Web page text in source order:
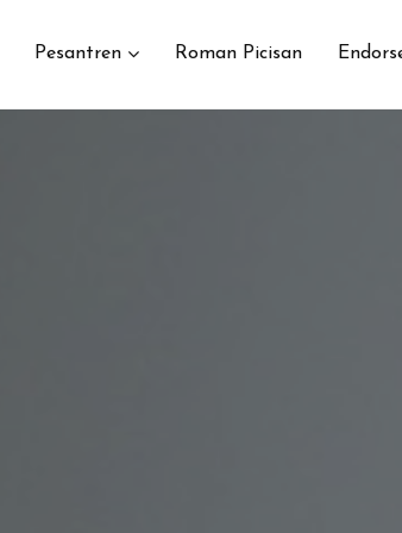
Pesantren Roman Picisan